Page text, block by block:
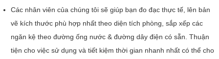
Các nhân viên của chúng tôi sẽ giúp bạn đo đạc thực tế, lên bản
vẽ kích thước phù hợp nhất theo diện tích phòng, sắp xếp các
ngăn kệ theo đường ống nước & đường dây điện có sẵn. Thuận
tiện cho việc sử dụng và tiết kiệm thời gian nhanh nhất có thể cho